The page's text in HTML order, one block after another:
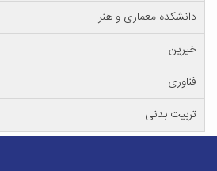
دانشکده معماری و هنر
خیرین
فناوری
تربیت بدنی